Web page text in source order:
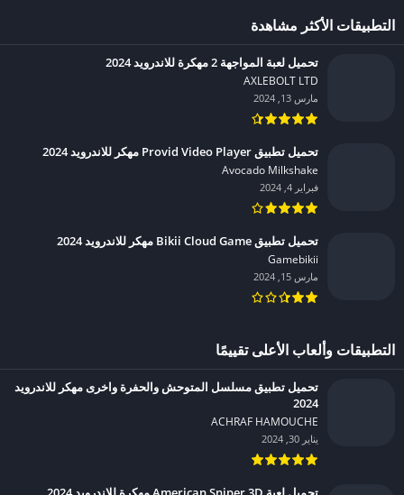
التطبيقات الأكثر مشاهدة
تحميل لعبة المواجهة 2 مهكرة للاندرويد 2024
AXLEBOLT LTD‏
مارس 13, 2024
تحميل تطبيق Provid Video Player مهكر للاندرويد 2024
Avocado Milkshake‏
فبراير 4, 2024
تحميل تطبيق Bikii Cloud Game مهكر للاندرويد 2024
Gamebikii‏
مارس 15, 2024
التطبيقات وألعاب الأعلى تقييمًا
تحميل تطبيق مسلسل المتوحش والحفرة واخرى مهكر للاندرويد
2024
ACHRAF HAMOUCHE‏
يناير 30, 2024